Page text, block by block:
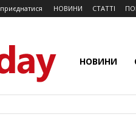
НОВИНИ СТАТТІ
НОВИНИ